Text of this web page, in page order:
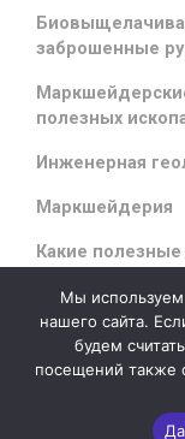
заброшенные
полезных
Инженерная
Маркшейдерия
Какие
evolvetheme
Мы используем
нашего сайта.
будем
посещений также